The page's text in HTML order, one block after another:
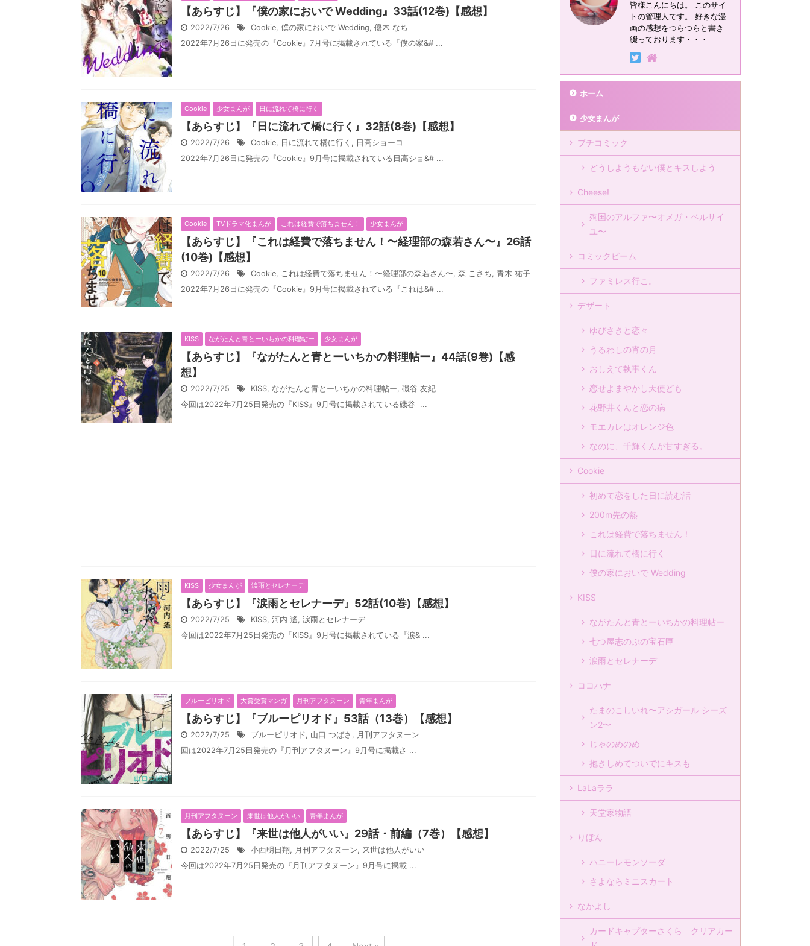
【あらすじ】『僕の家においで Wedding』33話(12巻)【感想】
2022/7/26 Cookie, 僕の家においで Wedding, 優木 なち
2022年7月26日に発売の『Cookie』7月号に掲載されている『僕の家&# ...
Cookie 少女まんが 日に流れて橋に行く
【あらすじ】『日に流れて橋に行く』32話(8巻)【感想】
2022/7/26 Cookie, 日に流れて橋に行く , 日高ショーコ
2022年7月26日に発売の『Cookie』9月号に掲載されている日高ショ&# ...
Cookie TVドラマ化まんが これは経費で落ちません！ 少女まんが
【あらすじ】『これは経費で落ちません！〜経理部の森若さん〜』26話
(10巻)【感想】
2022/7/26 Cookie, これは経費で落ちません！〜経理部の森若さん〜, 森 こさち, 青木 祐子
2022年7月26日に発売の『Cookie』9月号に掲載されている『これは&# ...
KISS ながたんと青とーいちかの料理帖ー 少女まんが
【あらすじ】『ながたんと青とーいちかの料理帖ー』44話(9巻)【感
想】
2022/7/25 KISS, ながたんと青とーいちかの料理帖ー, 磯谷 友紀
今回は2022年7月25日発売の『KISS』9月号に掲載されている磯谷  ...
KISS 少女まんが 涙雨とセレナーデ
【あらすじ】『涙雨とセレナーデ』52話(10巻)【感想】
2022/7/25 KISS, 河内 遙, 涙雨とセレナーデ
今回は2022年7月25日発売の『KISS』9月号に掲載されている『涙& ...
ブルーピリオド 大賞受賞マンガ 月刊アフタヌーン 青年まんが
【あらすじ】『ブルーピリオド』53話（13巻）【感想】
2022/7/25 ブルーピリオド, 山口 つばさ , 月刊アフタヌーン
回は2022年7月25日発売の『月刊アフタヌーン』9月号に掲載さ ...
月刊アフタヌーン 来世は他人がいい 青年まんが
【あらすじ】『来世は他人がいい』29話・前編（7巻）【感想】
2022/7/25 小西明日翔, 月刊アフタヌーン, 来世は他人がいい
今回は2022年7月25日発売の『月刊アフタヌーン』9月号に掲載 ...
皆様こんにちは。 このサイ
トの管理人です。 好きな漫
画の感想をつらつらと書き
綴っております・・・
ホーム
少女まんが
プチコミック
どうしようもない僕とキスしよう
Cheese!
殉国のアルファ〜オメガ・ベルサイ
ユ〜
コミックビーム
ファミレス行こ。
デザート
ゆびさきと恋々
うるわしの宵の月
おしえて執事くん
恋せよまやかし天使ども
花野井くんと恋の病
モエカレはオレンジ色
なのに、千輝くんが甘すぎる。
Cookie
初めて恋をした日に読む話
200m先の熱
これは経費で落ちません！
日に流れて橋に行く
僕の家においで Wedding
KISS
ながたんと青とーいちかの料理帖ー
七つ屋志のぶの宝石匣
涙雨とセレナーデ
ココハナ
たまのこしいれ〜アシガール シーズ
ン2〜
じゃのめのめ
抱きしめてついでにキスも
LaLaララ
天堂家物語
りぼん
ハニーレモンソーダ
さよならミニスカート
なかよし
カードキャプターさくら クリアカー